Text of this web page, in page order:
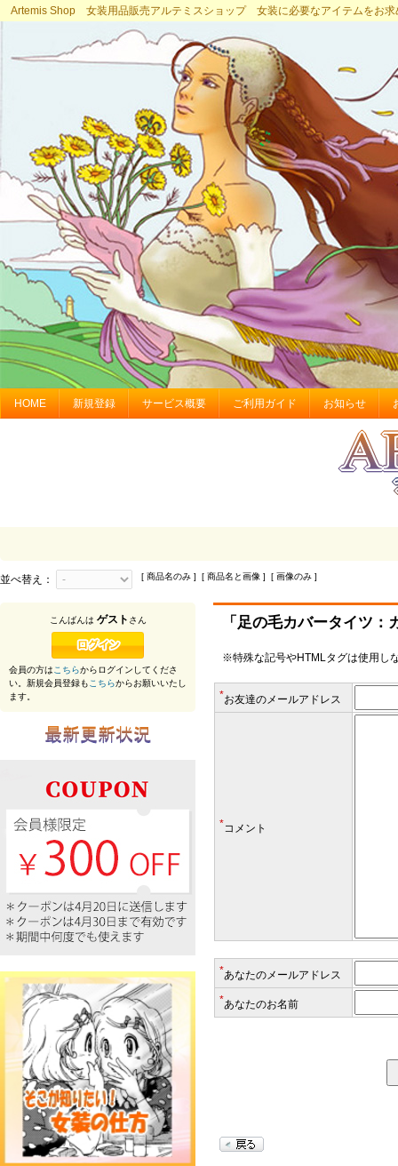
Artemis Shop 女装用品販売アルテミスショップ 女装に必要なアイテムをお求
HOME 新規登録 サービス概要 ご利用ガイド お知らせ
並べ替え： [ 商品名のみ ] [ 商品名と画像 ] [ 画像のみ ]
「足の毛カバータイツ
※特殊な記号やHTMLタグは使用し
*お友達のメールアドレス
*コメント
*あなたのメールアドレス
*あなたのお名前
こんばんは ゲスト さん
会員の方はこちらからログインしてくださ
い。新規会員登録もこちらからお願いいたし
ます。